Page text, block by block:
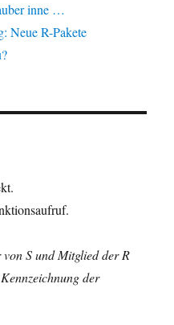
inne …
Neue R-Pakete
S und Mitglied der R
der